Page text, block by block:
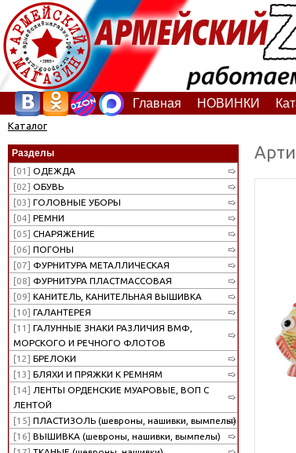
Главная НОВИНКИ
Каталог
Разделы
[01] ОДЕЖДА
[02] ОБУВЬ
[03] ГОЛОВНЫЕ УБОРЫ
[04] РЕМНИ
[05] СНАРЯЖЕНИЕ
[06] ПОГОНЫ
[07] ФУРНИТУРА МЕТАЛЛИЧЕСКАЯ
[08] ФУРНИТУРА ПЛАСТМАССОВАЯ
[09] КАНИТЕЛЬ, КАНИТЕЛЬНАЯ ВЫШИВКА
[10] ГАЛАНТЕРЕЯ
[11] ГАЛУННЫЕ ЗНАКИ РАЗЛИЧИЯ ВМФ,
МОРСКОГО И РЕЧНОГО ФЛОТОВ
[12] БРЕЛОКИ
[13] БЛЯХИ И ПРЯЖКИ К РЕМНЯМ
[14] ЛЕНТЫ ОРДЕНСКИЕ МУАРОВЫЕ, ВОП С
ЛЕНТОЙ
[15] ПЛАСТИЗОЛЬ (шевроны, нашивки, вымпелы)
[16] ВЫШИВКА (шевроны, нашивки, вымпелы)